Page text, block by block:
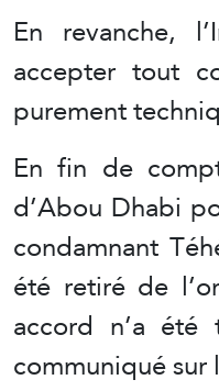
En revanche,
accepter tout
purement
En fin de
d’Abou Dhabi
condamnant
été retiré de
accord n’a été
communiqué